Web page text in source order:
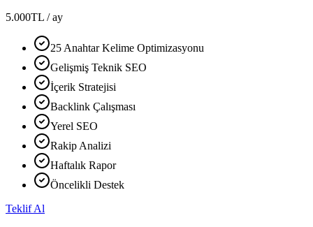
5.000TL / ay
25 Anahtar Kelime Optimizasyonu
Gelişmiş Teknik SEO
İçerik Stratejisi
Backlink Çalışması
Yerel SEO
Rakip Analizi
Haftalık Rapor
Öncelikli Destek
Teklif Al